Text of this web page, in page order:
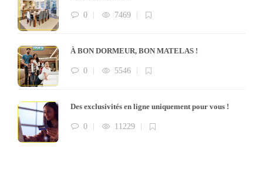
0 7469
À BON DORMEUR, BON MATELAS !
0 5546
Des exclusivités en ligne uniquement pour vous !
0 11229